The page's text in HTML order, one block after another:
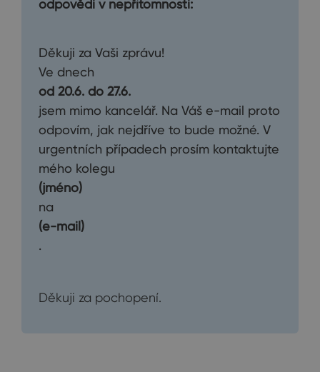
odpovědi v nepřítomnosti:
Děkuji za Vaši zprávu!
Ve dnech
od 20.6. do 27.6.
jsem mimo kancelář. Na Váš e-mail proto
odpovím, jak nejdříve to bude možné. V
urgentních případech prosím kontaktujte
mého kolegu
(jméno)
na
(e-mail)
.
Děkuji za pochopení.